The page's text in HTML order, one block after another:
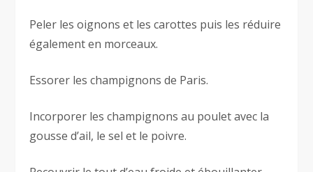
Peler les oignons et les carottes puis les réduire
également en morceaux.
Essorer les champignons de Paris.
Incorporer les champignons au poulet avec la
gousse d’ail, le sel et le poivre.